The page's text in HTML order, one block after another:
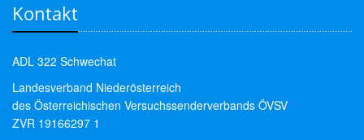
Kontakt
ADL 322 Schwechat
Landesverband Niederösterreich
des Österreichischen Versuchssenderverbands ÖVSV
ZVR 19166297 1